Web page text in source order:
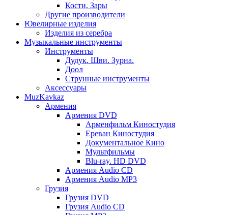
Кости. Зары
Другие производители
Ювелирные изделия
Изделия из серебра
Музыкальные инструменты
Инструменты
Дудук. Шви. Зурна.
Доол
Струнные инструменты
Аксессуары
MuzKavkaz
Армения
Армения DVD
Арменфильм Киностудия
Ереван Киностудия
Документальное Кино
Мультфильмы
Blu-ray. HD DVD
Армения Audio CD
Армения Audio MP3
Грузия
Грузия DVD
Грузия Audio CD